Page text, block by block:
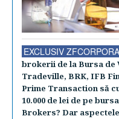
EXCLUSIV
brokerii de la Bursa de
Tradeville, BRK, IFB
Prime Transaction să
10.000 de lei de pe
Brokers? Dar